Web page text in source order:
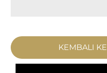
KEMBALI KE